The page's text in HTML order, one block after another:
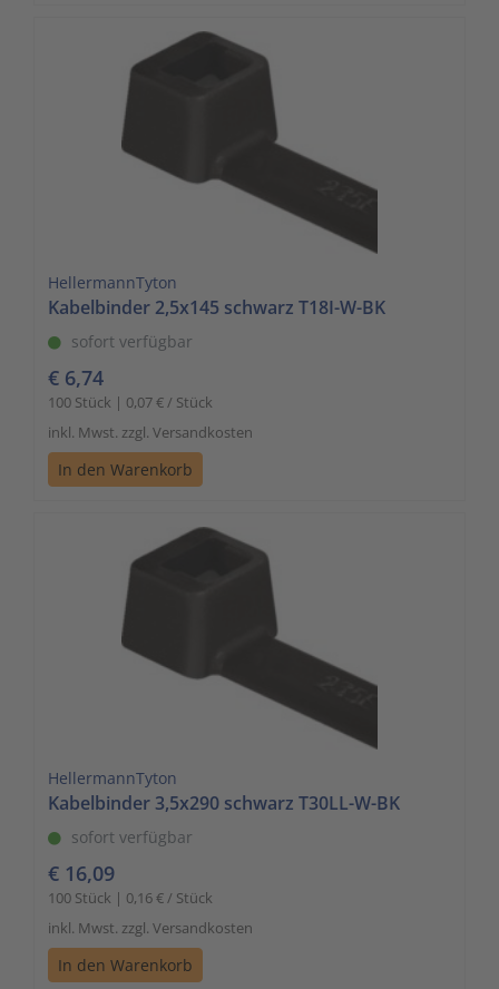
HellermannTyton
Kabelbinder 2,5x145 schwarz T18I-W-BK
sofort verfügbar
€ 6,74
100 Stück | 0,07 € / Stück
inkl. Mwst. zzgl. Versandkosten
In den Warenkorb
HellermannTyton
Kabelbinder 3,5x290 schwarz T30LL-W-BK
sofort verfügbar
€ 16,09
100 Stück | 0,16 € / Stück
inkl. Mwst. zzgl. Versandkosten
In den Warenkorb